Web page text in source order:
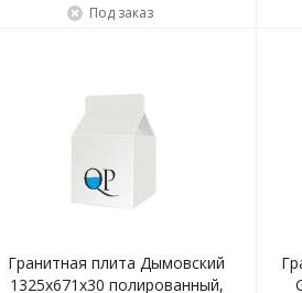
Под заказ
Гранитная плита Дымовский
1325х671х30 полированный,